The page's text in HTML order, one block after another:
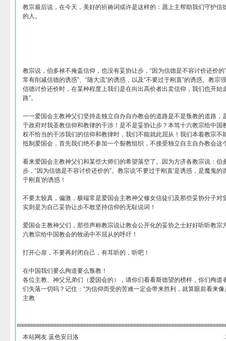
教宗最后说，在今天，美好的祈祷词或许是这样的：愿上主帮助我们守护信
的人。
教宗说，伯多禄不掩盖信仰，也没有妥协让步，“因为信德是不容讨价还价
常有削减信德的诱惑”、“随大流”的诱惑，以及“不要过于刚直”的诱惑。教宗
信德讨价还价时，在某种程度上我们是在向出高价者出卖信仰，我们也开始
路”。
一一爱国会主教神父们坚持走独立自办自办教会的道路是不是叛教的道路，
于政府对我圣教信仰和教律的干涉！是不是妥协让步？本笃十六教宗给中国
权不恰当的干涉我们的信仰和教律时，我们不能就此屈从！我们本着教宗不
抵制爱国会，首先我们绝不参加一个裂教组织，不接受独立自主自办教会这
看来爱国会主教神父们和某些大师们的希望落空了。因为方济各教宗说：伯
步，“因为信德是不容讨价还价的”。教宗说'不要过于刚直'是诱惑，是魔鬼
于刚直'的诱惑！
不要太较真，偏激，极端常是爱国会主教神父修女信徒们及那些妥协分子对
实则是为自己妥协让步不敢坚持信仰的无耻说词！
爱国会主教神父们，那些声称教宗说让教会公开化的妥协之士好好听听教宗
六教宗给中国教会的牧函中不屈从的呼吁！
打开心扉，不要再封闭自己，有耳听的，听吧！
在中国我们要么殉道要么叛教！
各位主教、神父兄弟们（爱国会的），请你们看看斯德望的榜样，你们殉道
们失落一切吗？记住：“为信仰而受的苦难一定会带来胜利，就算眼前看来
主教
本站网友 蓝色安日洛